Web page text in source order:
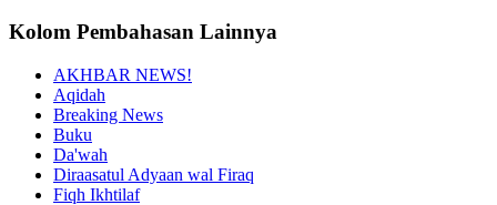
Kolom Pembahasan Lainnya
AKHBAR NEWS!
Aqidah
Breaking News
Buku
Da'wah
Diraasatul Adyaan wal Firaq
Fiqh Ikhtilaf